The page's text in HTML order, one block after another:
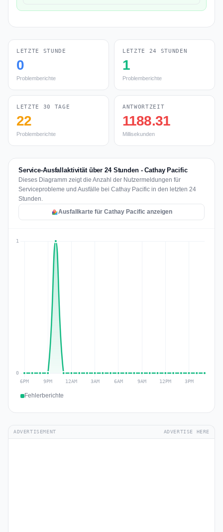
LETZTE STUNDE
0
Problemberichte
LETZTE 24 STUNDEN
1
Problemberichte
LETZTE 30 TAGE
22
Problemberichte
ANTWORTZEIT
1188.31
Millisekunden
Service-Ausfallaktivität über 24 Stunden - Cathay Pacific
Dieses Diagramm zeigt die Anzahl der Nutzermeldungen für
Serviceprobleme und Ausfälle bei Cathay Pacific in den letzten 24
Stunden.
Ausfallkarte für Cathay Pacific anzeigen
Fehlerberichte
ADVERTISEMENT ADVERTISE HERE